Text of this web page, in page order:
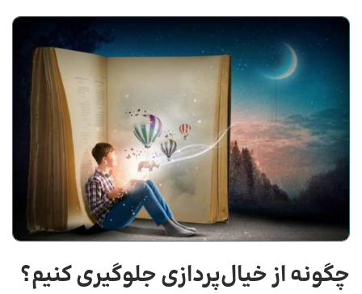
چگونه از خیال‌پردازی جلوگیری کنیم؟